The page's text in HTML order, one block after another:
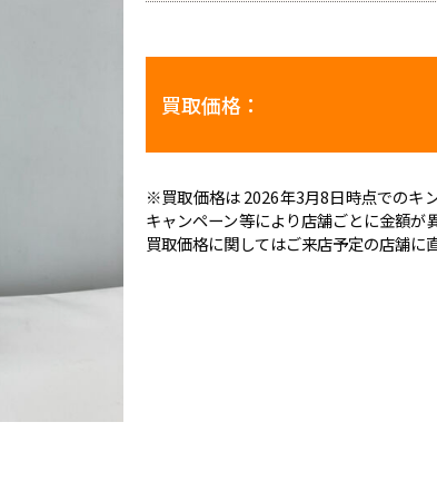
買取価格：
※買取価格は 2026年3月8日時点でのキ
キャンペーン等により店舗ごとに金額
買取価格に関してはご来店予定の店舗に